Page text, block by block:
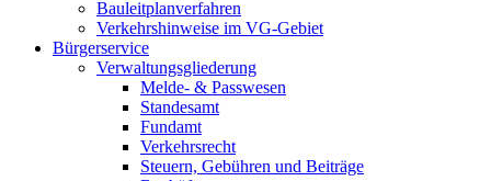
Bauleitplanverfahren
Verkehrshinweise im VG-Gebiet
Bürgerservice
Verwaltungsgliederung
Melde- & Passwesen
Standesamt
Fundamt
Verkehrsrecht
Steuern, Gebühren und Beiträge